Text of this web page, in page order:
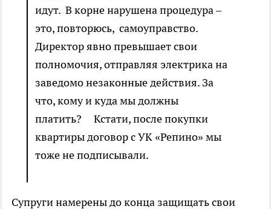
идут. В корне нарушена процедура –
это, повторюсь, самоуправство.
Директор явно превышает свои
полномочия, отправляя электрика на
заведомо незаконные действия. За
что, кому и куда мы должны
платить? Кстати, после покупки
квартиры договор с УК «Репино» мы
тоже не подписывали.
Супруги намерены до конца защищать свои